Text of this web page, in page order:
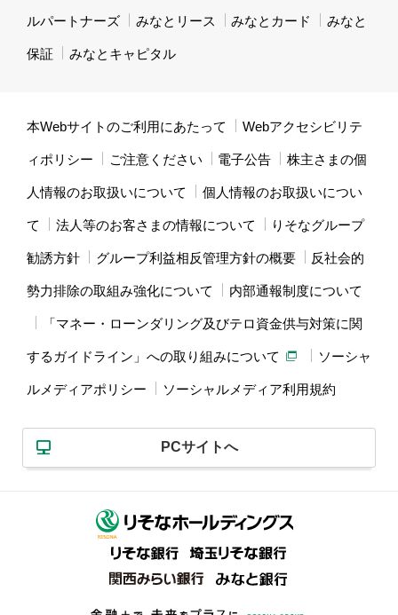
ルパートナーズ みなとリース みなとカード みなと
保証 みなとキャピタル
本Webサイトのご利用にあたって Webアクセシビリテ
ィポリシー ご注意ください 電子公告 株主さまの個
人情報のお取扱いについて 個人情報のお取扱いについ
て 法人等のお客さまの情報について りそなグループ
勧誘方針 グループ利益相反管理方針の概要 反社会的
勢力排除の取組み強化について 内部通報制度について
「マネー・ローンダリング及びテロ資金供与対策に関
するガイドライン」への取り組みについて ソーシャ
ルメディアポリシー ソーシャルメディア利用規約
PCサイトへ